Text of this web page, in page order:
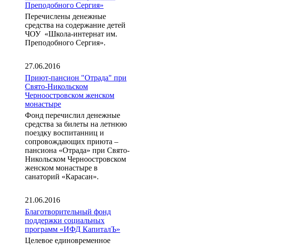
Преподобного Сергия»
Перечислены денежные
средства на содержание детей
ЧОУ «Школа-интернат им.
Преподобного Сергия».
27.06.2016
Приют-пансион "Отрада" при
Свято-Никольском
Черноостровском женском
монастыре
Фонд перечислил денежные
средства за билеты на летнюю
поездку воспитанниц и
сопровождающих приюта –
пансиона «Отрада» при Свято-
Никольском Черноостровском
женском монастыре в
санаторий «Карасан».
21.06.2016
Благотворительный фонд
поддержки социальных
программ «ИФД КапиталЪ»
Целевое единовременное